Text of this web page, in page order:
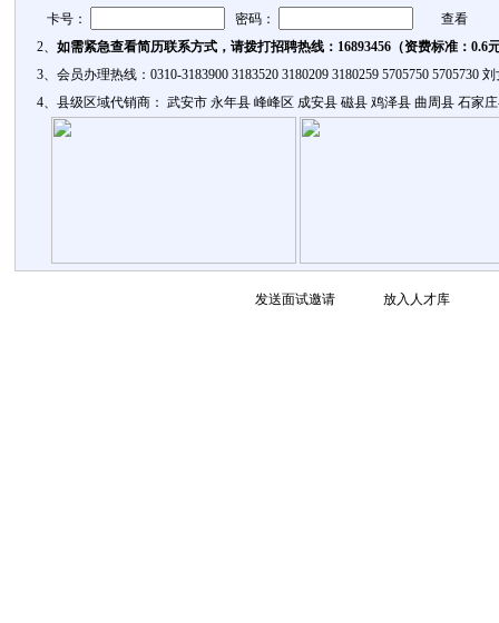
卡号：
密码：
2、 如需紧急查看简历联系方式，请拨打招聘热线：16893456（资费标准：
3、会员办理热线：0310-3183900 3183520 3180209 3180259 5705750 5705730
4、县级区域代销商： 武安市 永年县 峰峰区 成安县 磁县 鸡泽县 曲周县 石家